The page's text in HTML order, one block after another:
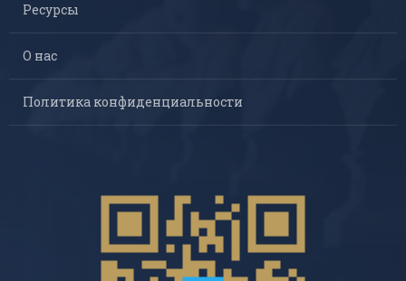
Ресурсы
О нас
Политика конфиденциальности